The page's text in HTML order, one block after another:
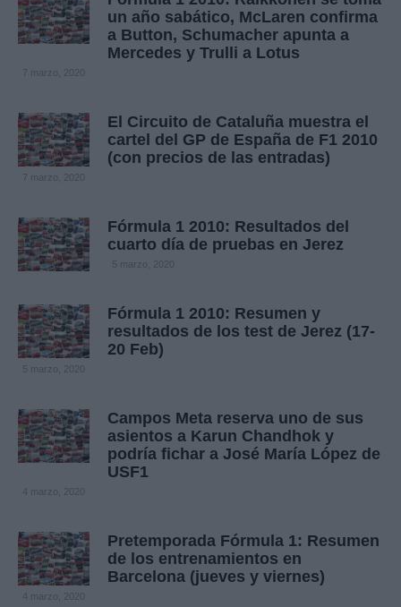
un año sabático, McLaren confirma
a Button, Schumacher apunta a
Mercedes y Trulli a Lotus
7 marzo, 2020
El Circuito de Cataluña muestra el
cartel del GP de España de F1 2010
(con precios de las entradas)
7 marzo, 2020
Fórmula 1 2010: Resultados del
cuarto día de pruebas en Jerez
5 marzo, 2020
Fórmula 1 2010: Resumen y
resultados de los test de Jerez (17-
20 Feb)
5 marzo, 2020
Campos Meta reserva uno de sus
asientos a Karun Chandhok y
podría fichar a José María López de
USF1
4 marzo, 2020
Pretemporada Fórmula 1: Resumen
de los entrenamientos en
Barcelona (jueves y viernes)
4 marzo, 2020